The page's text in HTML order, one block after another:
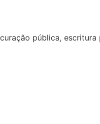
pública, escritura